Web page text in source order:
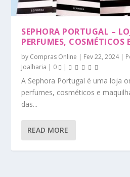
SEPHORA PORTUGAL –
PERFUMES,
by Compras Online | Fev 22, 2024|
Joalharia | 0 |
A Sephora Portugal é uma loja
perfumes, cosméticos e
das...
READ MORE